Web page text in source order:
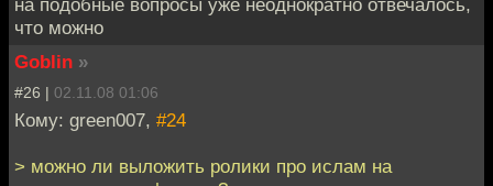
что можно
Goblin »
#26 | 02.11.08 01:06
Кому: green007, #24
> можно ли выложить ролики про ислам на